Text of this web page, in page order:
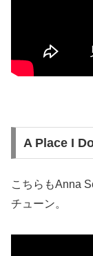
A Place I
こちらもAnna
チューン。